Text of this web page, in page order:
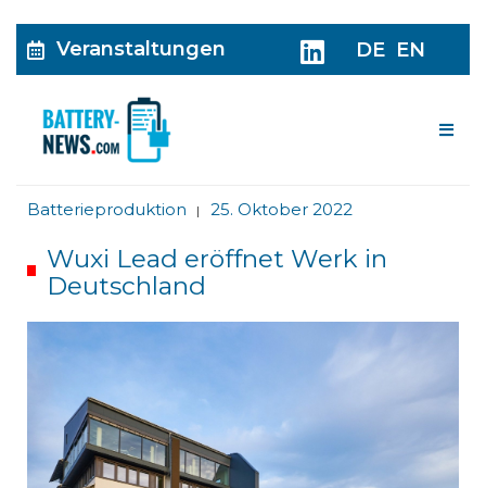
Veranstaltungen DE EN
Batterieproduktion | 25. Oktober 2022
Wuxi Lead eröffnet Werk in
Deutschland